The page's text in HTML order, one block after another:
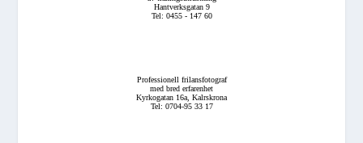
Hantverksgatan 9
Tel: 0455 - 147 60
Professionell frilansfotograf
med bred erfarenhet
Kyrkogatan 16a, Kalrskrona
Tel: 0704-95 33 17